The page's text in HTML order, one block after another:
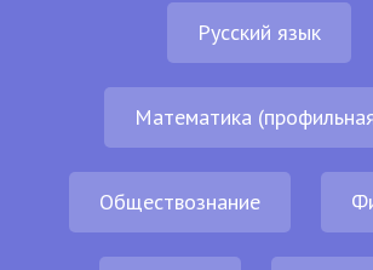
Русский язык
Математика
Обществознание